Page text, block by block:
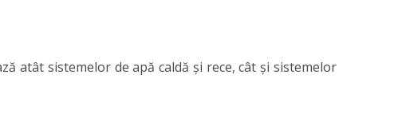
atât sistemelor de apă caldă și rece, cât și sistemelor